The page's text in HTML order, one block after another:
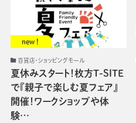
new !
夏休みスタート！枚方T-SITE
で『親子で楽しむ夏フェア』
開催！ワークショップや体
験…
百貨店・ショッピングモール